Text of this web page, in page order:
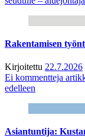
Rakentamisen
Kirjoitettu 22.7.2026
Ei kommentteja
edelleen
Asiantuntija: